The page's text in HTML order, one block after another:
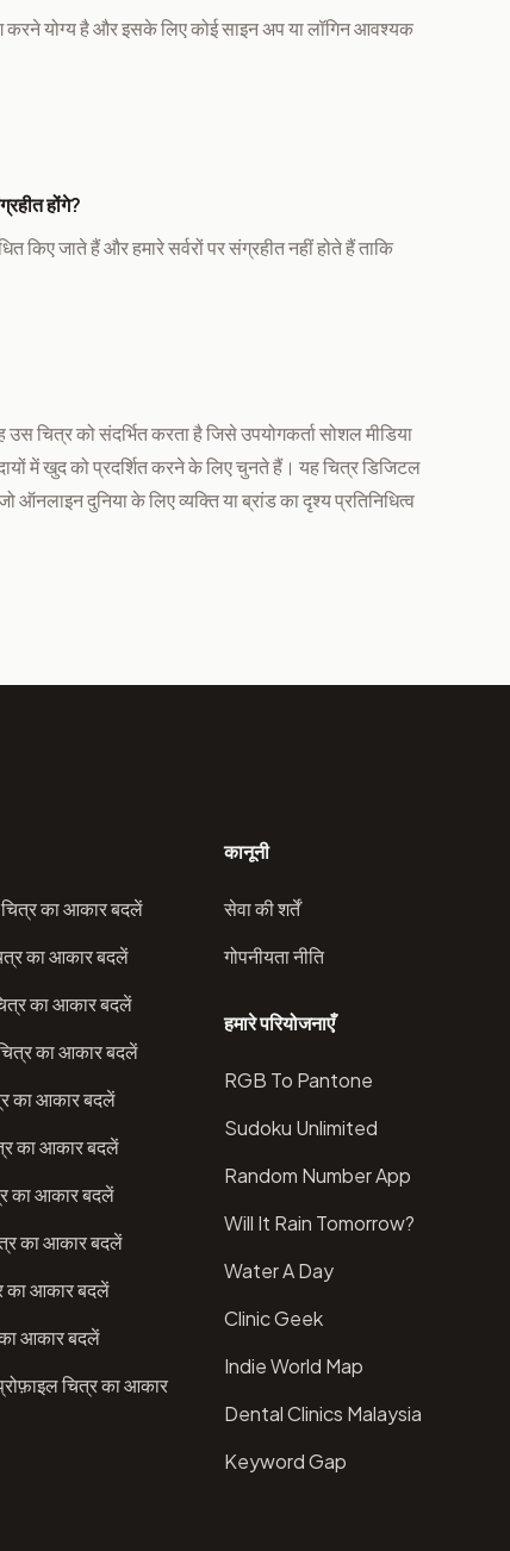
करने योग्य है और इसके लिए कोई साइन अप या लॉगिन आवश्यक
होंगे?
किए जाते हैं और हमारे सर्वरों पर संग्रहीत नहीं होते हैं ताकि
चित्र को संदर्भित करता है जिसे उपयोगकर्ता सोशल मीडिया
में खुद को प्रदर्शित करने के लिए चुनते हैं। यह चित्र डिजिटल
ऑनलाइन दुनिया के लिए व्यक्ति या ब्रांड का दृश्य प्रतिनिधित्व
का आकार बदलें
का आकार बदलें
का आकार बदलें
का आकार बदलें
का आकार बदलें
का आकार बदलें
का आकार बदलें
का आकार बदलें
का आकार बदलें
आकार बदलें
चित्र का आकार
कानूनी
सेवा की शर्तें
गोपनीयता नीति
हमारे परियोजनाएँ
RGB To Pantone
Sudoku Unlimited
Random Number App
Will It Rain Tomorrow?
Water A Day
Clinic Geek
Indie World Map
Dental Clinics Malaysia
Keyword Gap